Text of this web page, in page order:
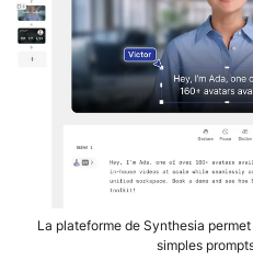
La plateforme de Synthesia
simples